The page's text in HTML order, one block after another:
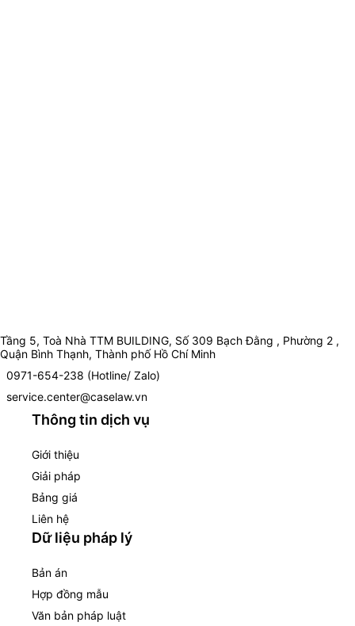
Tầng 5, Toà Nhà TTM BUILDING, Số 309 Bạch Đằng , Phường 2 ,
Quận Bình Thạnh, Thành phố Hồ Chí Minh
0971-654-238 (Hotline/ Zalo)
service.center@caselaw.vn
Thông tin dịch vụ
Giới thiệu
Giải pháp
Bảng giá
Liên hệ
Dữ liệu pháp lý
Bản án
Hợp đồng mẫu
Văn bản pháp luật